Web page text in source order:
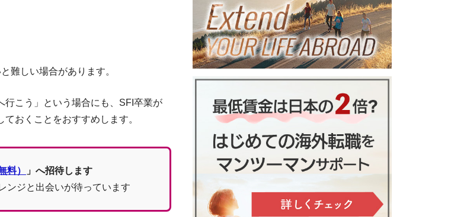
のスウェーデン語学校とディスタンスで学ぶという選択
ーデンで暮らすためのビザ４種類。美しい自然とスローライフ
キャリアを自由にデザインするスウェーデン流の働き方
ステムを徹底解説！現地で暮らすメリットは？
難しい場合があります。
行こう」という場合にも、SFI卒業が
おくことをおすすめします。
料）
」へ招待します
ンジと出会いが待っています